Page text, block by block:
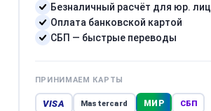
Безналичный расчёт для юр. лиц
Оплата банковской картой
СБП — быстрые переводы
ПРИНИМАЕМ КАРТЫ
VISA Mastercard МИР СБП